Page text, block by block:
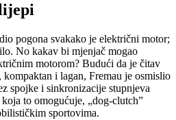
pogona svakako je električni motor;
No kakav bi mjenjač mogao
motorom? Budući da je čitav
i lagan, Fremau je osmislio
spojke i sinkronizacije stupnjeva
to omogućuje, „dog-clutch”
sportovima.